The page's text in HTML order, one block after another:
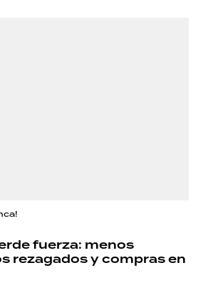
fuerza: menos
rezagados y compras en